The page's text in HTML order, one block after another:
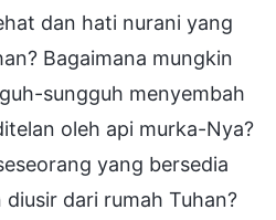
dan hati nurani yang
Bagaimana mungkin
sungguh menyembah
oleh api murka-Nya?
yang bersedia
dari rumah Tuhan?